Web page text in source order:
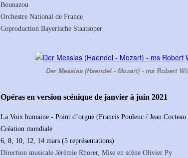
Bounazou
Orchestre National de France
Coproduction Bayerische Staatsoper
Der Messias (Haendel - Mozart) - ms Robert
Opéras en version scénique de janvier à juin 2021
La Voix humaine - Point d’orgue (Francis Poulenc / Jean
Création mondiale
6, 8, 10, 12, 14 mars (5 représentations)
Direction musicale Jérémie Rhorer, Mise en scène Olivier Py